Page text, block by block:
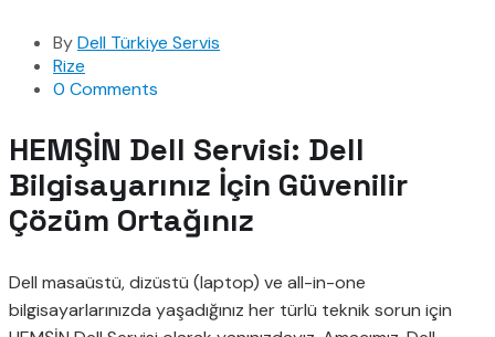
ByDell Türkiye Servis
Rize
0 Comments
HEMŞİN Dell Servisi: Dell
Bilgisayarınız İçin Güvenilir
Çözüm Ortağınız
Dell masaüstü, dizüstü (laptop) ve all-in-one
bilgisayarlarınızda yaşadığınız her türlü teknik sorun için